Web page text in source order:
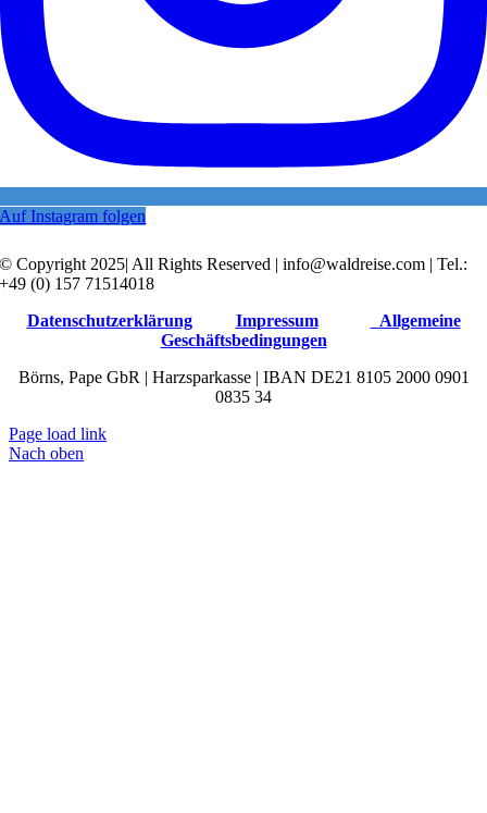
Auf Instagram folgen
© Copyright 2025| All Rights Reserved | info@waldreise.com | Tel.:
+49 (0) 157 71514018
Datenschutzerklärung
Impressum
Allgemeine
Geschäftsbedingungen
Börns, Pape GbR | Harzsparkasse | IBAN DE21 8105 2000 0901
0835 34
Page load link
Nach oben